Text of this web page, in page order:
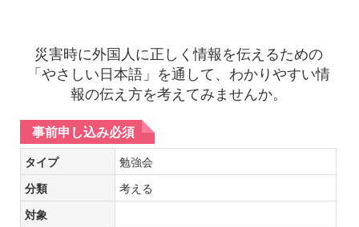
災害時に外国人に正しく情報を伝えるための
「やさしい日本語」を通して、わかりやすい情
報の伝え方を考えてみませんか。
事前申し込み必須
タイプ 勉強会
分類 考える
対象